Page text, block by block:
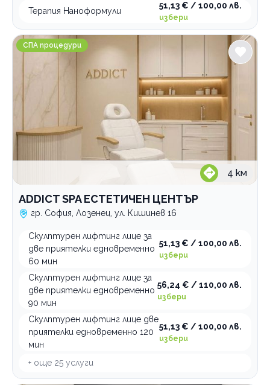
Терапия Наноформули
51,13 € / 100,00 лв.
избери
ADDICT SPA ЕСТЕТИЧЕН ЦЕНТЪР
СПА процедури
4 км
ADDICT SPA ЕСТЕТИЧЕН ЦЕНТЪР
гр. София, Лозенец, ул. Кишинев 16
Скулптурен лифтинг лице за
две приятелки едновременно
60 мин
51,13 € / 100,00 лв.
избери
Скулптурен лифтинг лице за
две приятелки едновременно
90 мин
56,24 € / 110,00 лв.
избери
Скулптурен лифтинг лице две
приятелки едновременно 120
мин
51,13 € / 100,00 лв.
избери
+ още 25 услуги